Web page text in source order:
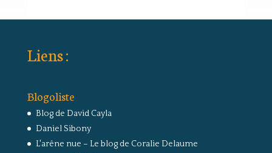
Liens :
Blogoliste
Blog de David Cayla
Daniel Sibony
L'arêne nue – Le blog de Coralie Delaume